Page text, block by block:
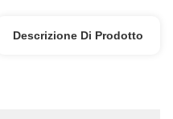
Descrizione Di Prodotto